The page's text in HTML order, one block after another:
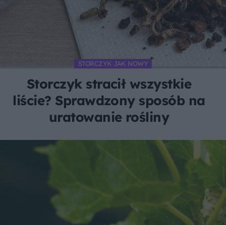
STORCZYK JAK NOWY
Storczyk stracił wszystkie
liście? Sprawdzony sposób na
uratowanie rośliny